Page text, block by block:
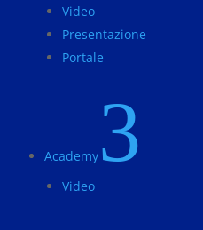
Video
Presentazione
Portale
Academy 3
Video